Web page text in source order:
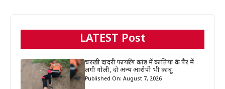
LATEST Post
चरखी दादरी फायरिंग कांड में कातिया के पैर में
लगी गोली, दो अन्य आरोपी भी काबू
Published On: August 7, 2026